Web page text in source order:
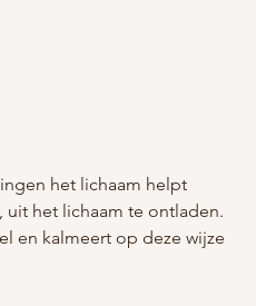
het lichaam helpt
uit het lichaam te ontladen.
en kalmeert op deze wijze